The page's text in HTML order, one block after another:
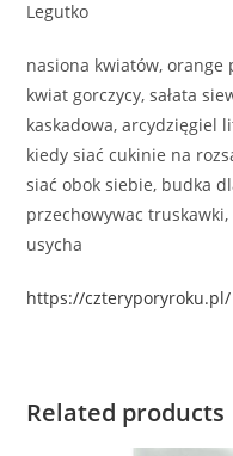
Legutko
nasiona kwiatów, orange
kwiat gorczycy, sałata
kaskadowa, arcydzięgiel
kiedy siać cukinie na
siać obok siebie, budka
przechowywac
usycha
https://czteryporyroku.pl/
Related products